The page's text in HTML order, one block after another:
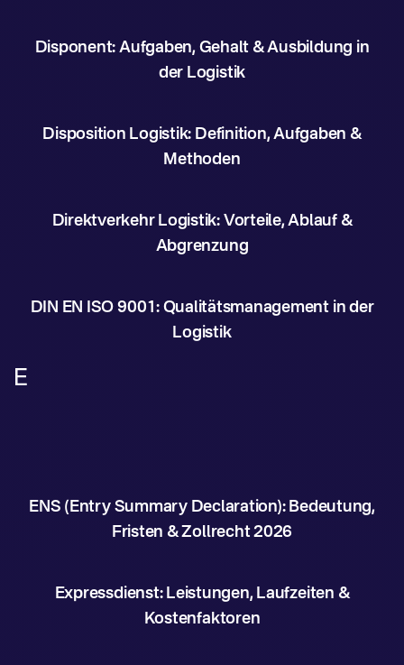
Disponent: Aufgaben, Gehalt & Ausbildung in
der Logistik
Disposition Logistik: Definition, Aufgaben &
Methoden
Direktverkehr Logistik: Vorteile, Ablauf &
Abgrenzung
DIN EN ISO 9001: Qualitätsmanagement in der
Logistik
E
ENS (Entry Summary Declaration): Bedeutung,
Fristen & Zollrecht 2026
Expressdienst: Leistungen, Laufzeiten &
Kostenfaktoren